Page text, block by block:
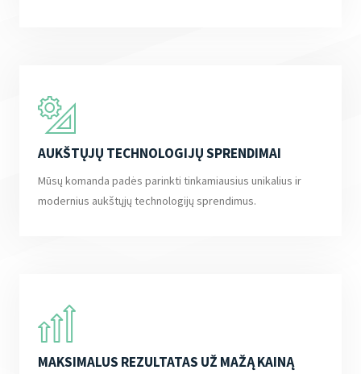
AUKŠTŲJŲ TECHNOLOGIJŲ SPRENDIMAI
Mūsų komanda padės parinkti tinkamiausius unikalius ir
modernius aukštųjų technologijų sprendimus.
MAKSIMALUS REZULTATAS UŽ MAŽĄ KAINĄ